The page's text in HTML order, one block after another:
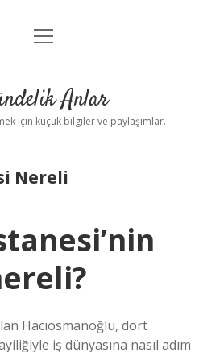
Anasayfa
Yasal Uyarı
menüyü
Anlar
için küçük bilgiler ve paylaşımlar.
Nereli
Hacıosmanoğlu, dört
iş dünyasına nasıl adım